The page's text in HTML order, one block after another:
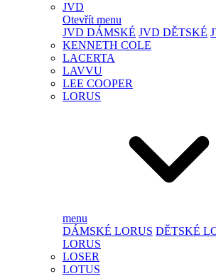
JVD
Otevřít menu
JVD DÁMSKÉ JVD DĚTSKÉ
KENNETH COLE
LACERTA
LAVVU
LEE COOPER
LORUS
menu
DÁMSKÉ LORUS DĚTSKÉ
LORUS
LOSER
LOTUS